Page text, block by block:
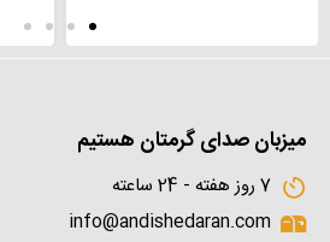
میزبان صدای گرمتان هستیم
7 روز هفته - 24 ساعته
info@andishedaran.com